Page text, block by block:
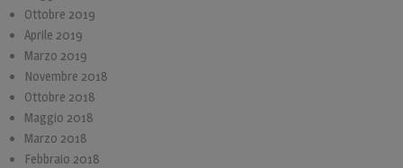
Ottobre 2019
Aprile 2019
Marzo 2019
Novembre 2018
Ottobre 2018
Maggio 2018
Marzo 2018
Febbraio 2018